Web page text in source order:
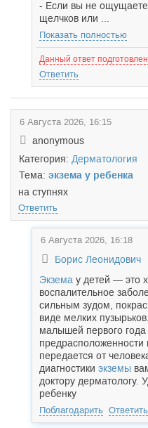
- Если вы не
щелчков или ...
Показать полностью
Данный ответ
Ответить
6 Августа 2026, 16:15
anonymous
Категория: Дерматология
Тема: экзема у ребенка
на ступнях
Ответить
6 Августа 2026, 16:18
Борис Леонидович
Экзема у детей — это
воспалительное
сильным зудом,
виде мелких
малышей первого
предрасположенности
передается от
диагностики экземы
доктору дерматологу.
ребенку
Поблагодарить Ответить